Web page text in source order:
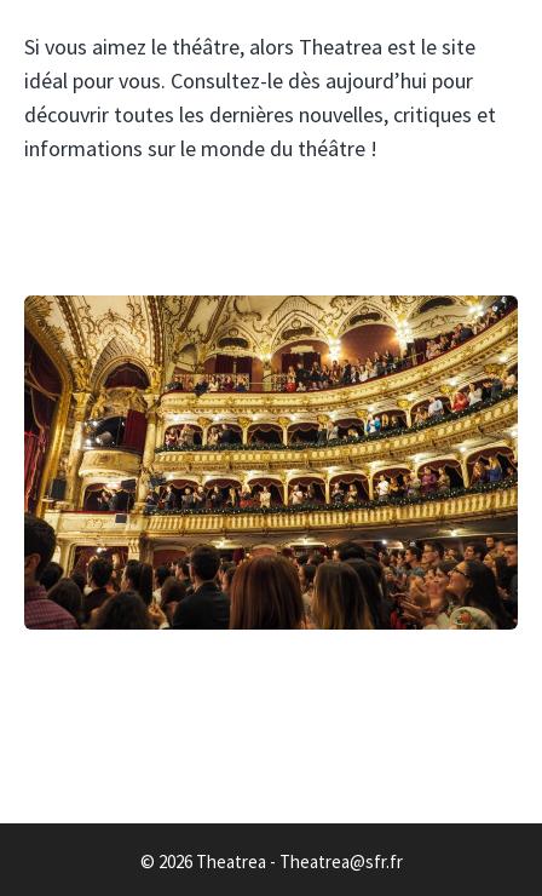
Si vous aimez le théâtre, alors Theatrea est le site
idéal pour vous. Consultez-le dès aujourd’hui pour
découvrir toutes les dernières nouvelles, critiques et
informations sur le monde du théâtre !
© 2026 Theatrea - Theatrea@sfr.fr